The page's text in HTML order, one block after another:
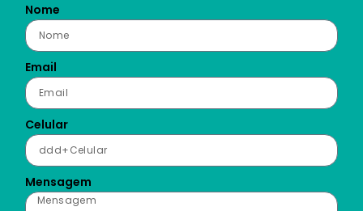
Nome
Email
Celular
Mensagem